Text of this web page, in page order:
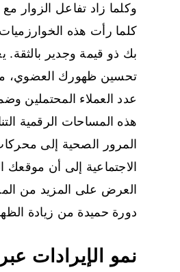
وكلما زاد تفاعل الزوار
كلما رأت هذه
بك ذو قيمة وجدير بالثقة.
تحسين ظهورك العضوي،
عدد العملاء المحتملين
هذه المساحات الرقمية
المرور الصحية إلى
الاجتماعية إلى أن موقعك
العرض على المزيد من
دورة حميدة من زيادة
نمو الإيرادات